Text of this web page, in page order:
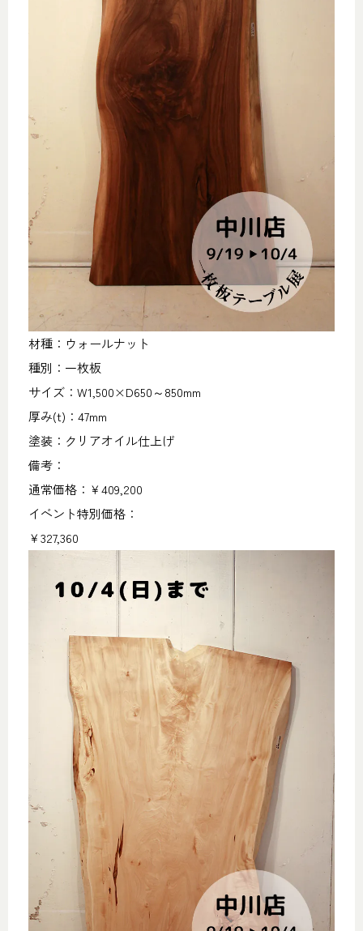
材種：ウォールナット
種別：一枚板
サイズ：W1,500×D650～850mm
厚み(t)：47mm
塗装：クリアオイル仕上げ
備考：
通常価格：￥409,200
イベント特別価格：
￥327,360